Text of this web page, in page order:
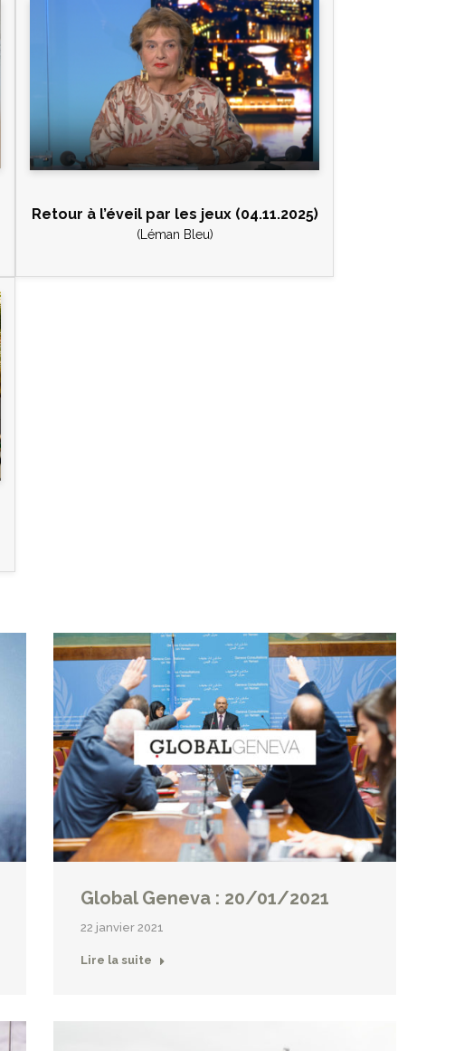
Retour à l’éveil par les jeux (04.11.2025)
(Léman Bleu)
Global Geneva : 20/01/2021
22 janvier 2021
Lire la suite